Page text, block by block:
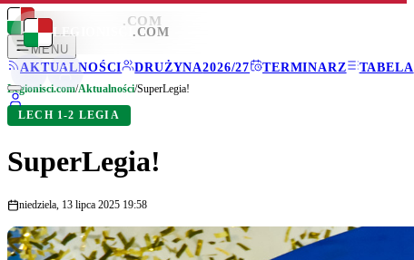
LEGIONISCI .COM
MENU
AKTUALNOŚCI
DRUŻYNA2026/27 TERMINARZ TABELA
LEGIONISCI .COM
Legionisci.com/Aktualności/SuperLegia!
LECH 1-2 LEGIA
SuperLegia!
niedziela, 13 lipca 2025 19:58